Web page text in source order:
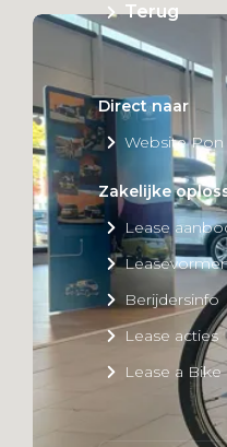
Terug
Direct naar
Website Pon
Zakelijke
Lease
Berijdersinfo
Lease acties
Lease a Bike